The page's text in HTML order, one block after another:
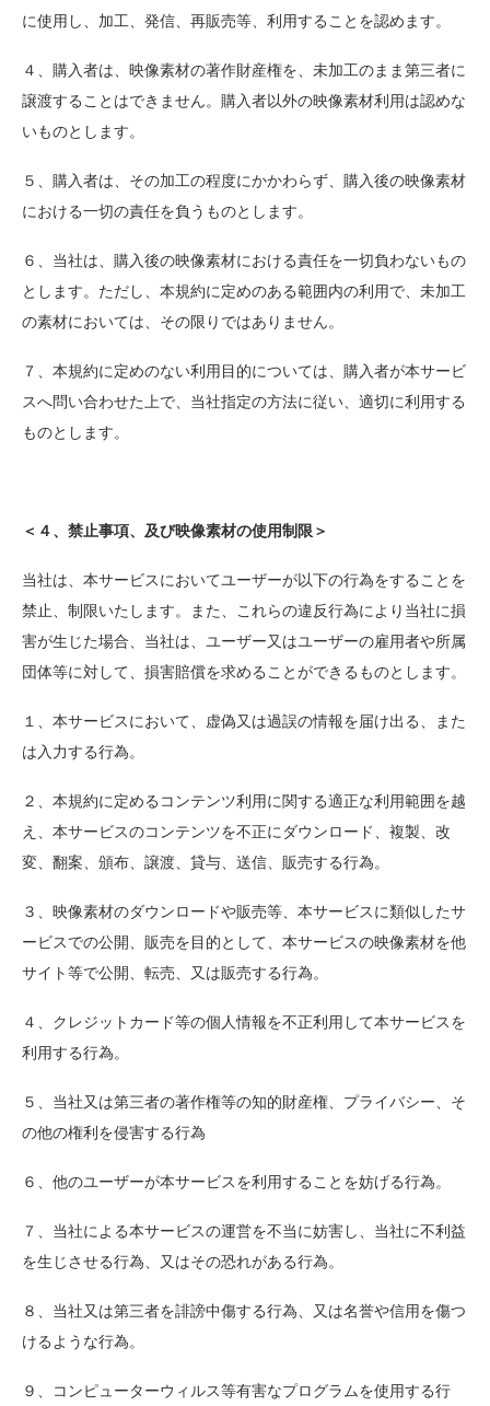
に使用し、加工、発信、再販売等、利用することを認めます。
４、購入者は、映像素材の著作財産権を、未加工のまま第三者に
譲渡することはできません。購入者以外の映像素材利用は認めな
いものとします。
５、購入者は、その加工の程度にかかわらず、購入後の映像素材
における一切の責任を負うものとします。
６、当社は、購入後の映像素材における責任を一切負わないもの
とします。ただし、本規約に定めのある範囲内の利用で、未加工
の素材においては、その限りではありません。
７、本規約に定めのない利用目的については、購入者が本サービ
スへ問い合わせた上で、当社指定の方法に従い、適切に利用する
ものとします。
＜４、禁止事項、及び映像素材の使用制限＞
当社は、本サービスにおいてユーザーが以下の行為をすることを
禁止、制限いたします。また、これらの違反行為により当社に損
害が生じた場合、当社は、ユーザー又はユーザーの雇用者や所属
団体等に対して、損害賠償を求めることができるものとします。
１、本サービスにおいて、虚偽又は過誤の情報を届け出る、また
は入力する行為。
２、本規約に定めるコンテンツ利用に関する適正な利用範囲を越
え、本サービスのコンテンツを不正にダウンロード、複製、改
変、翻案、頒布、譲渡、貸与、送信、販売する行為。
３、映像素材のダウンロードや販売等、本サービスに類似したサ
ービスでの公開、販売を目的として、本サービスの映像素材を他
サイト等で公開、転売、又は販売する行為。
４、クレジットカード等の個人情報を不正利用して本サービスを
利用する行為。
５、当社又は第三者の著作権等の知的財産権、プライバシー、そ
の他の権利を侵害する行為
６、他のユーザーが本サービスを利用することを妨げる行為。
７、当社による本サービスの運営を不当に妨害し、当社に不利益
を生じさせる行為、又はその恐れがある行為。
８、当社又は第三者を誹謗中傷する行為、又は名誉や信用を傷つ
けるような行為。
９、コンピューターウィルス等有害なプログラムを使用する行